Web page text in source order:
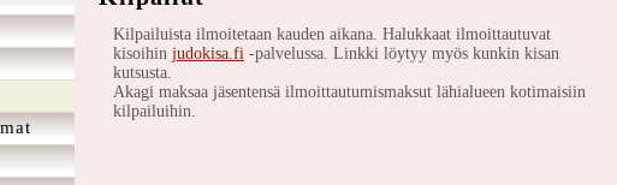
Kilpailuista ilmoitetaan kauden aikana. Halukkaat ilmoittautuvat
kisoihin judokisa.fi -palvelussa. Linkki löytyy myös kunkin kisan
kutsusta.
Akagi maksaa jäsentensä ilmoittautumismaksut lähialueen kotimaisiin
kilpailuihin.